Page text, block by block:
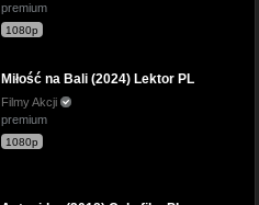
premium
1080p
Miłość na Bali (2024) Lektor PL
Filmy Akcji
premium
1080p